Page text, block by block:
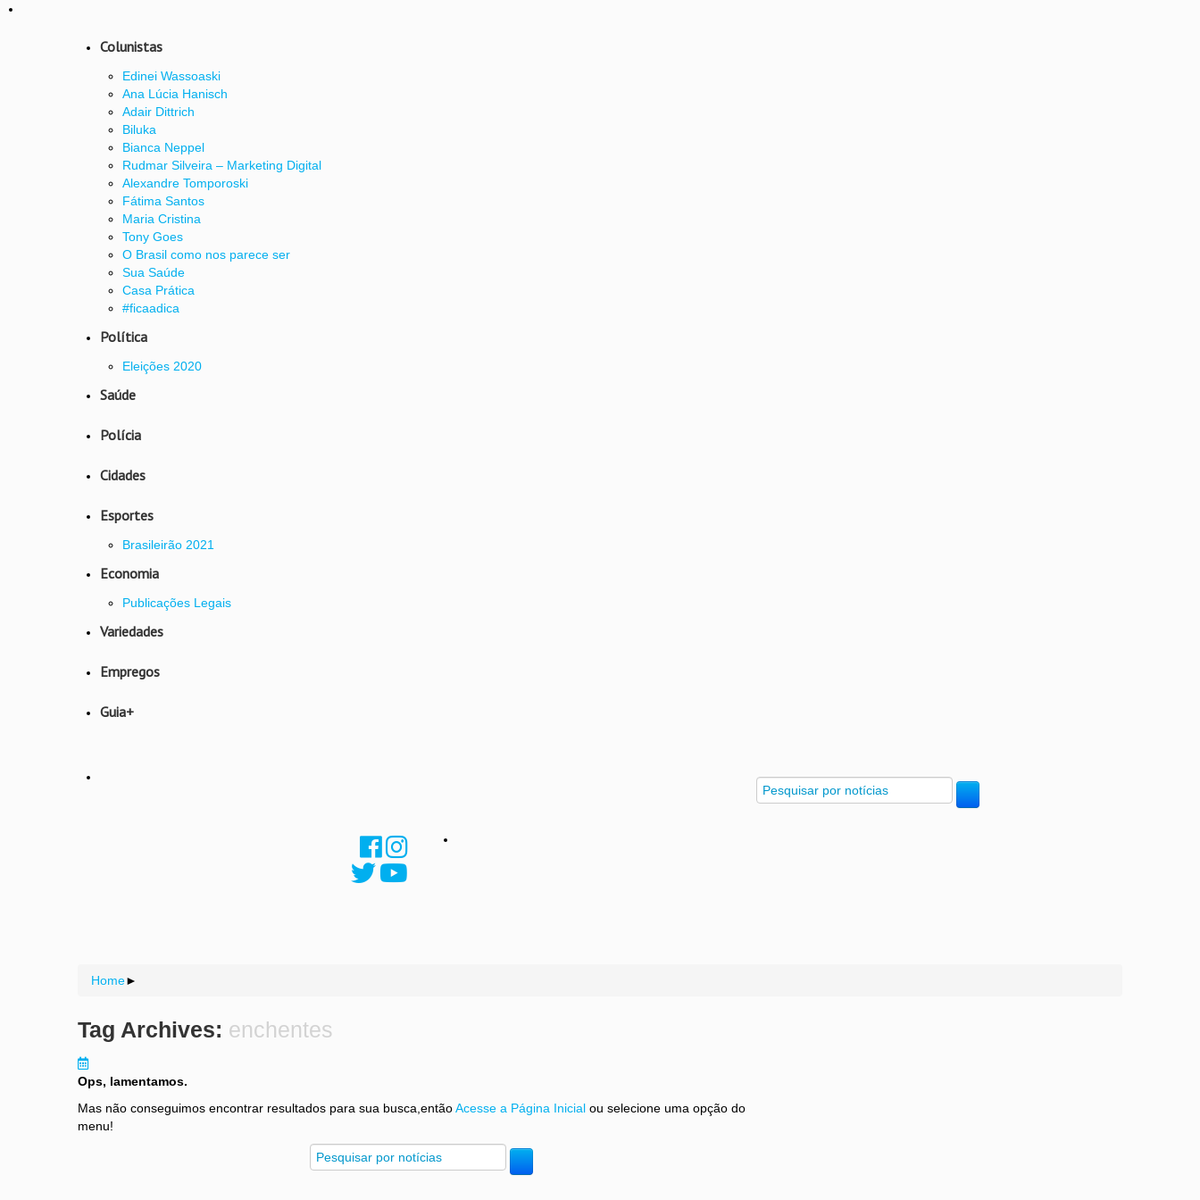
Colunistas
Edinei Wassoaski
Ana Lúcia Hanisch
Adair Dittrich
Biluka
Bianca Neppel
Rudmar Silveira – Marketing Digital
Alexandre Tomporoski
Fátima Santos
Maria Cristina
Tony Goes
O Brasil como nos parece ser
Sua Saúde
Casa Prática
#ficaadica
Política
Eleições 2020
Saúde
Polícia
Cidades
Esportes
Brasileirão 2021
Economia
Publicações Legais
Variedades
Empregos
Guia+
Home►
Tag Archives: enchentes
Ops, lamentamos.
Mas não conseguimos encontrar resultados para sua busca,entãoAcesse a Página Inicial ou selecione uma opção do
menu!